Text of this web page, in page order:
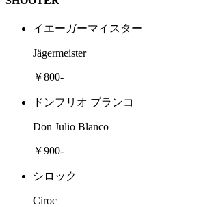
イエーガーマイスター
Jägermeister
￥800-
ドンフリオ ブランコ
Don Julio Blanco
￥900-
シロック
Ciroc